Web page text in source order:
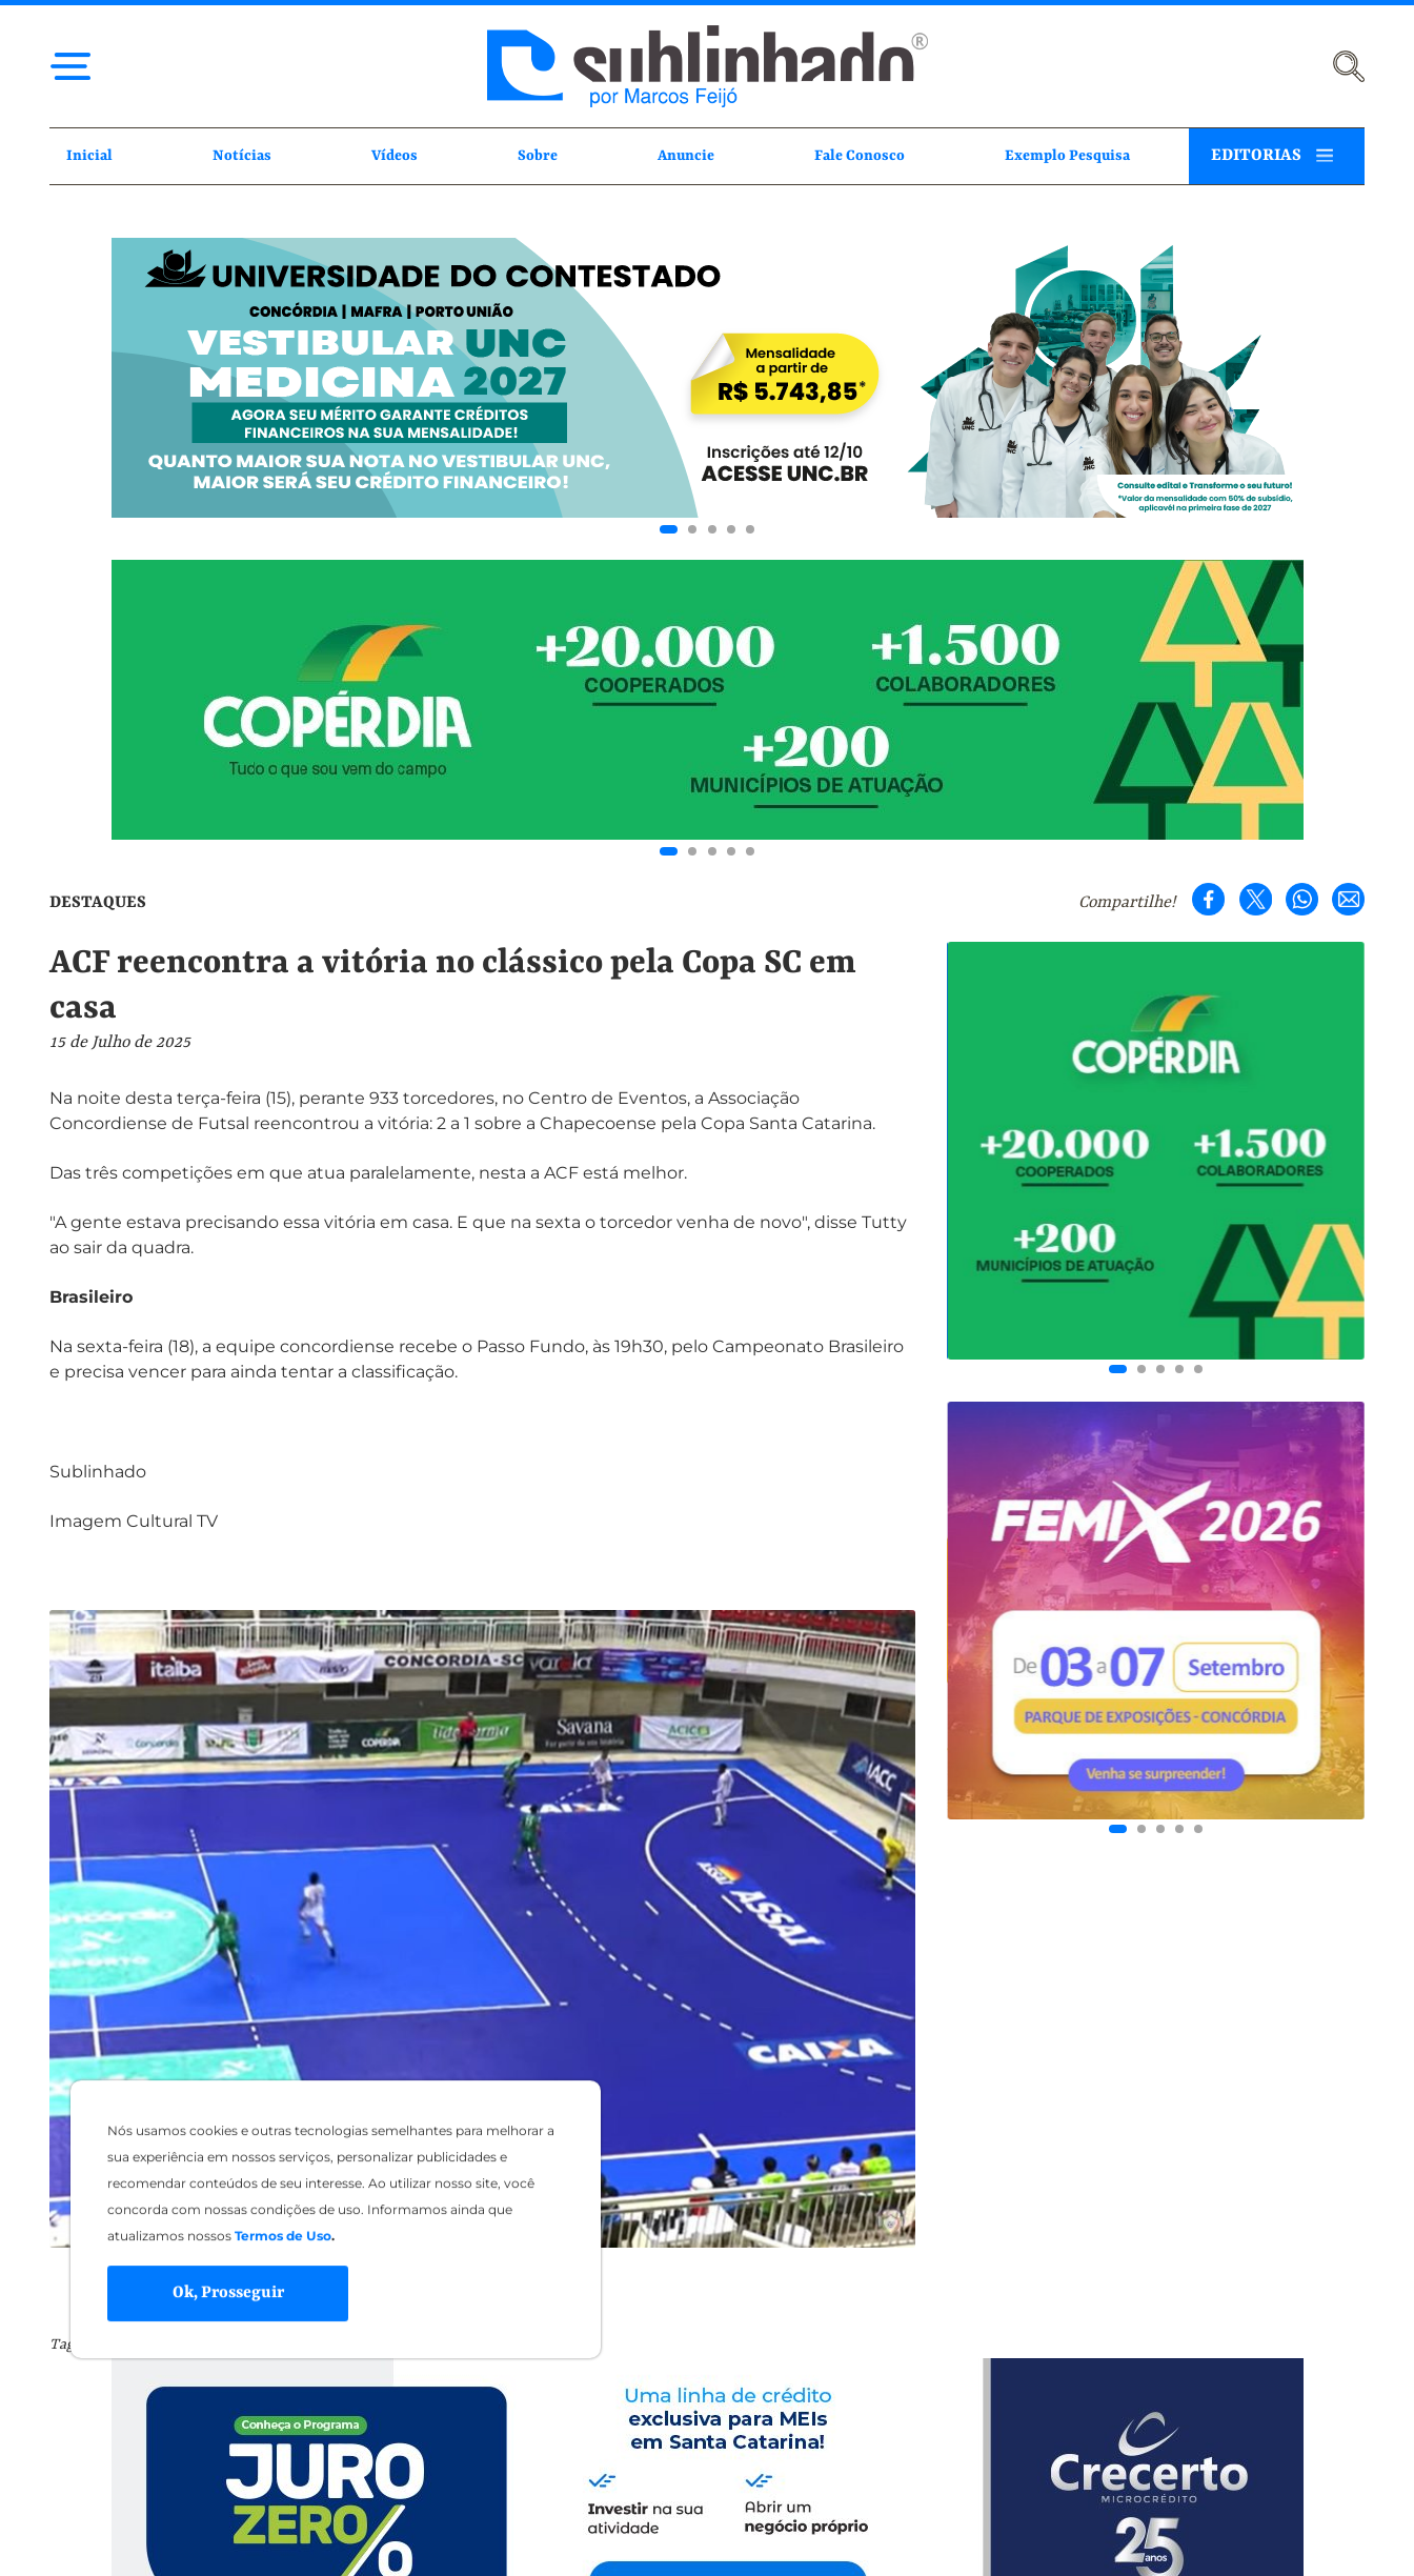
Nós usamos cookies e outras tecnologias semelhantes para melhorar a
sua experiência em nossos serviços, personalizar publicidades e
recomendar conteúdos de seu interesse. Ao utilizar nosso site, você
concorda com nossas condições de uso. Informamos ainda que
atualizamos nossosTermos de Uso.
Ok, Prosseguir
Inicial Notícias Vídeos Sobre Anuncie Fale Conosco Exemplo Pesquisa EDITORIAS
DESTAQUES Compartilhe!
ACF reencontra a vitória no clássico pela Copa SC em
casa
15 de Julho de 2025
Na noite desta terça-feira (15), perante 933 torcedores, no Centro de Eventos, a Associação
Concordiense de Futsal reencontrou a vitória: 2 a 1 sobre a Chapecoense pela Copa Santa Catarina.
Das três competições em que atua paralelamente, nesta a ACF está melhor.
"A gente estava precisando essa vitória em casa. E que na sexta o torcedor venha de novo", disse Tutty
ao sair da quadra.
Brasileiro
Na sexta-feira (18), a equipe concordiense recebe o Passo Fundo, às 19h30, pelo Campeonato Brasileiro
e precisa vencer para ainda tentar a classificação.
Sublinhado
Imagem Cultural TV
Tags: